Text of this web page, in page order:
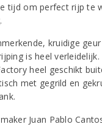
tijd om perfect rijp te
kruidige
is heel
heel geschikt
met gegrild en